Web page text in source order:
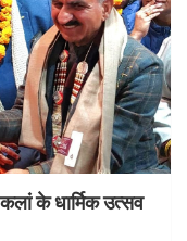
के धार्मिक उत्सव